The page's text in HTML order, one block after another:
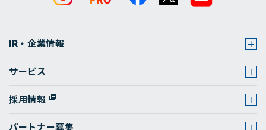
IR・企業情報
サービス
採用情報
パートナー募集